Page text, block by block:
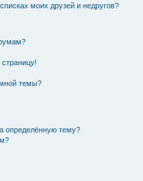
моих друзей и недругов?
темы?
определённую тему?